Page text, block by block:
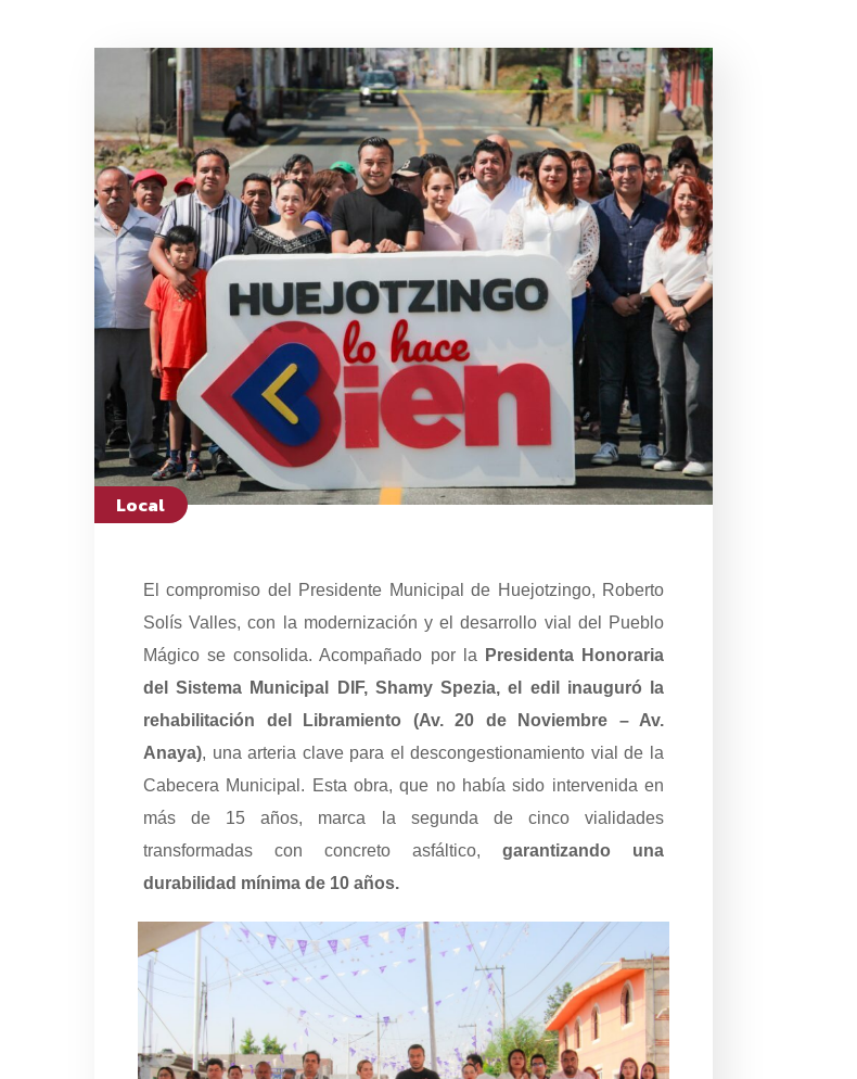
Local
El compromiso del Presidente Municipal de Huejotzingo, Roberto
Solís Valles, con la modernización y el desarrollo vial del Pueblo
Mágico se consolida. Acompañado por la
Presidenta Honoraria
del Sistema Municipal DIF, Shamy Spezia, el edil inauguró la
rehabilitación del Libramiento (Av. 20 de Noviembre – Av.
Anaya), una arteria clave para el descongestionamiento vial de la
Cabecera Municipal. Esta obra, que no había sido intervenida en
más de 15 años, marca la segunda de cinco vialidades
transformadas con concreto asfáltico, garantizando una
durabilidad mínima de 10 años.